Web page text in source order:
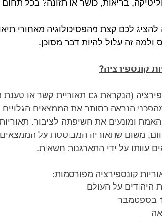
בריאות, כושר או תזונה? בכל תחום
להציג לכם קצת מהפסיכולוגיה מאחורי
ולמה זה עלול להיות דבר מסוכן.
קונספירציה?
(הנקראת גם תאוריית קשר או
הנראה כסותר את הממצאים
ומונעים את חשיפתה לציבור.
משום שתאוריה המבוססת על הממצאים
עוותו על ידי התארגנות חשאית.
קונספירציה מפורסמות:
היהודים על העולם